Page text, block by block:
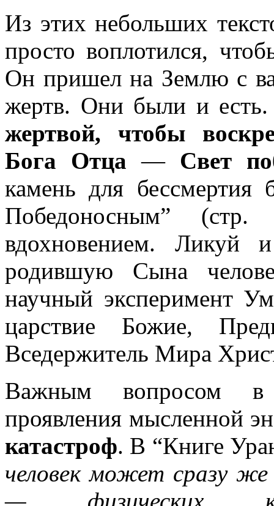
Из этих небольших
просто воплотился,
Он пришел на Землю с
жертв. Они были и
жертвой, чтобы
Бога Отца — Свет
камень для
Победоносным”
вдохновением.
родившую Сына
научный эксперимент
царствие Божие,
Вседержитель Мира
Важным вопросом в
проявления мысленной
катастроф. В “Книге
человек может сразу